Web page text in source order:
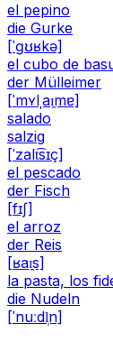
el pepino
die Gurke
[ˈɡʊʁkə]
el cubo de
der Mülleimer
[ˈmʏlˌaɪ̯mɐ]
salado
salzig
[ˈzalt͡sɪç]
el pescado
der Fisch
[fɪʃ]
el arroz
der Reis
[ʁaɪ̯s]
la pasta, los
die Nudeln
[ˈnuːdl̩n]